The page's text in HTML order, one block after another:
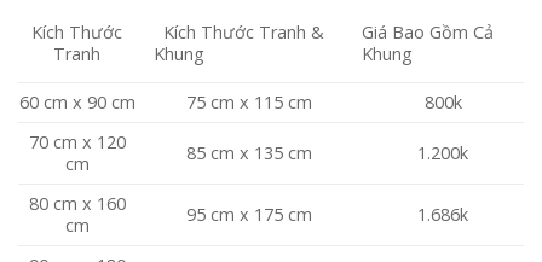
Kích Thước
Tranh
Kích Thước Tranh &
Khung
Giá Bao Gồm Cả
Khung
60 cm x 90 cm 75 cm x 115 cm
800k
70 cm x 120
cm
85 cm x 135 cm 1.200k
80 cm x 160
cm
95 cm x 175 cm 1.686k